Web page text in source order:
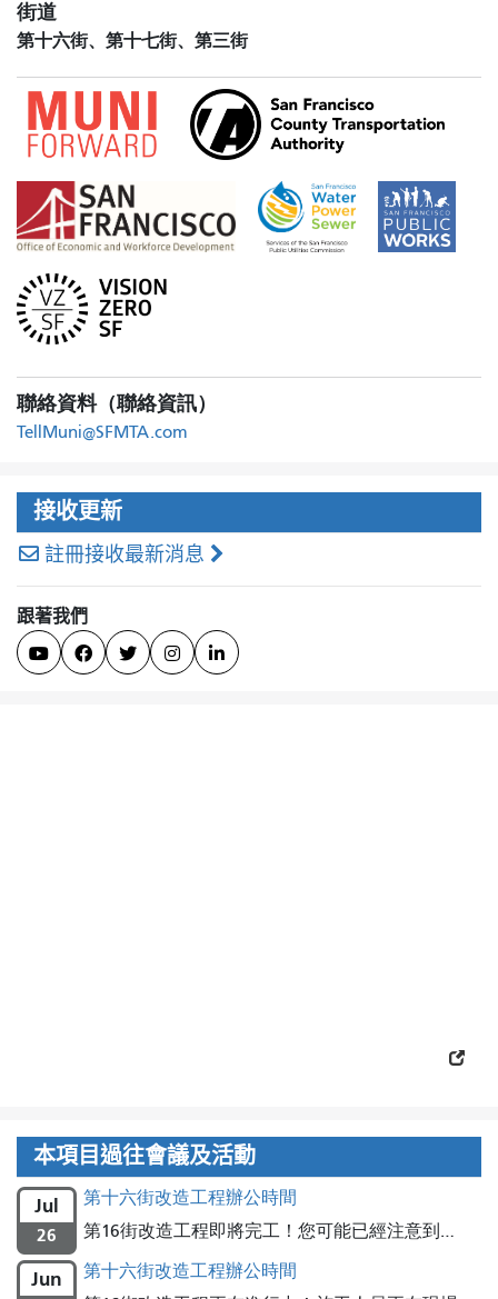
街道
第十六街、第十七街、第三街
聯絡資料（聯絡資訊）
TellMuni@SFMTA.com
接收更新
註冊接收最新消息
跟著我們
    
本項目過往會議及活動
Jul
26
第十六街改造工程辦公時間
第16街改造工程即將完工！您可能已經注意到…
Jun
第十六街改造工程辦公時間